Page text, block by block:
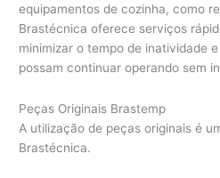
equipamentos de cozinha, como
Brastécnica oferece serviços
minimizar o tempo de inatividade
possam continuar operando sem
Peças Originais Brastemp
A utilização de peças originais é
Brastécnica.